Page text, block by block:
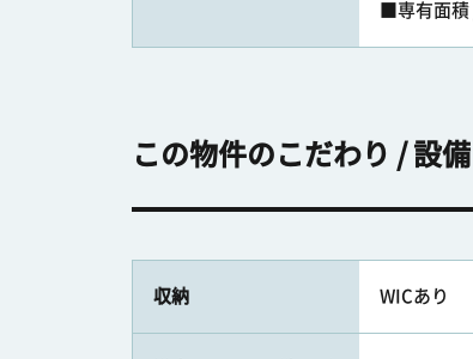
■専有面
この物件のこだわり / 設
収納 WICあり